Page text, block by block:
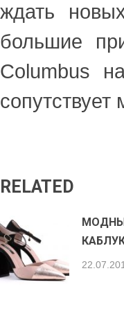
ждать
большие
Columbus
сопутствует
RELATED